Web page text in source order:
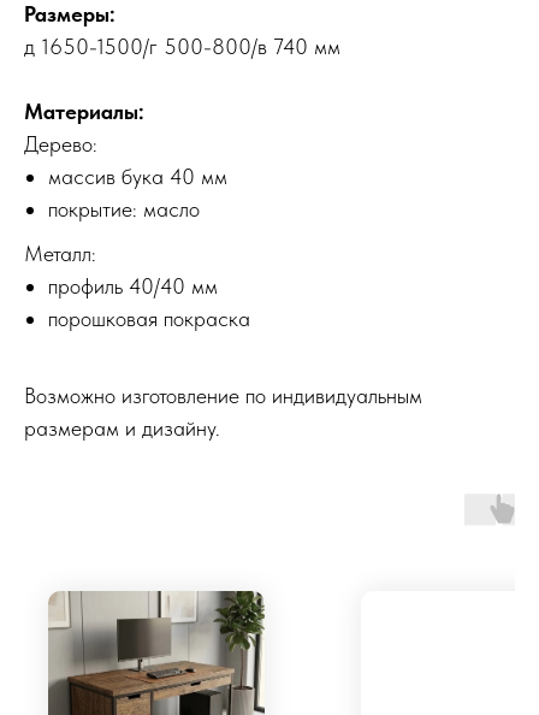
Размеры:
д 1650-1500/г 500-800/в 740 мм
Материалы:
Дерево:
массив бука 40 мм
покрытие: масло
Металл:
профиль 40/40 мм
порошковая покраска
Возможно изготовление по индивидуальным
размерам и дизайну.